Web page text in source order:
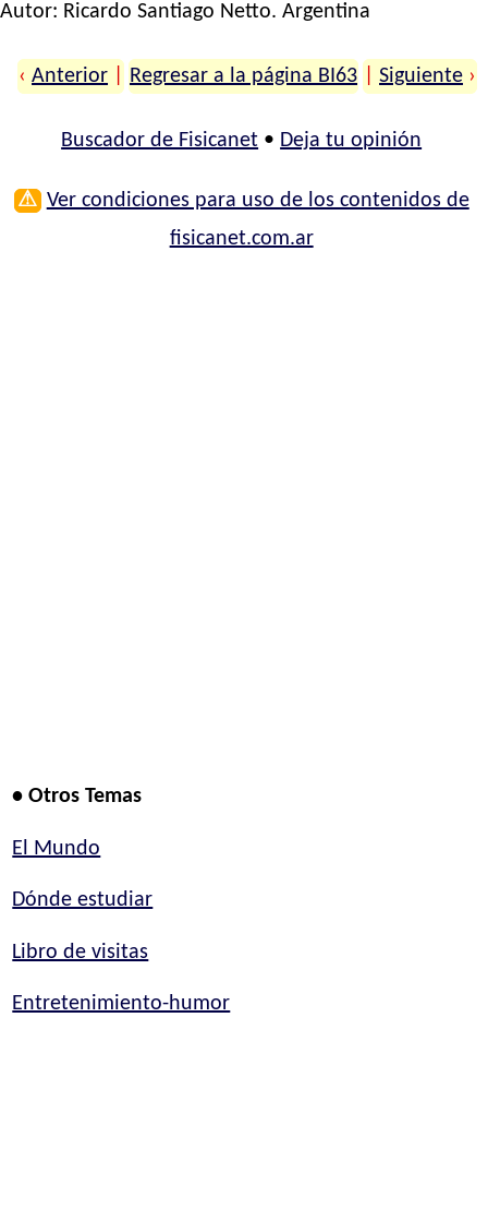
Autor: Ricardo Santiago Netto. Argentina
‹ Anterior Regresar a la página BI63 Siguiente ›
Buscador de Fisicanet • Deja tu opinión
⚠ Ver condiciones para uso de los contenidos de
fisicanet.com.ar
• Otros Temas
El Mundo
Dónde estudiar
Libro de visitas
Entretenimiento-humor